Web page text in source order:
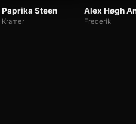
Paprika Steen
Kramer
Alex Høgh
Frederik